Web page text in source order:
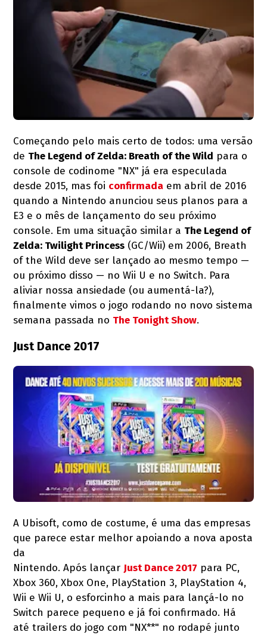
Começando pelo mais certo de todos: uma versão
de The Legend of Zelda: Breath of the Wild para o
console de codinome "NX" já era especulada
desde 2015, mas foi confirmada em abril de 2016
quando a Nintendo anunciou seus planos para a
E3 e o mês de lançamento do seu próximo
console. Em uma situação similar a The Legend of
Zelda: Twilight Princess (GC/Wii) em 2006, Breath
of the Wild deve ser lançado ao mesmo tempo —
ou próximo disso — no Wii U e no Switch. Para
aliviar nossa ansiedade (ou aumentá-la?),
finalmente vimos o jogo rodando no novo sistema
semana passada no The Tonight Show.
Just Dance 2017
A Ubisoft, como de costume, é uma das empresas
que parece estar melhor apoiando a nova aposta
da
Nintendo. Após lançar Just Dance 2017 para PC,
Xbox 360, Xbox One, PlayStation 3, PlayStation 4,
Wii e Wii U, o esforcinho a mais para lançá-lo no
Switch parece pequeno e já foi confirmado. Há
até trailers do jogo com "NX**" no rodapé junto